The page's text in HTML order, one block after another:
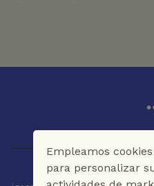
Empleamos
para personalizar